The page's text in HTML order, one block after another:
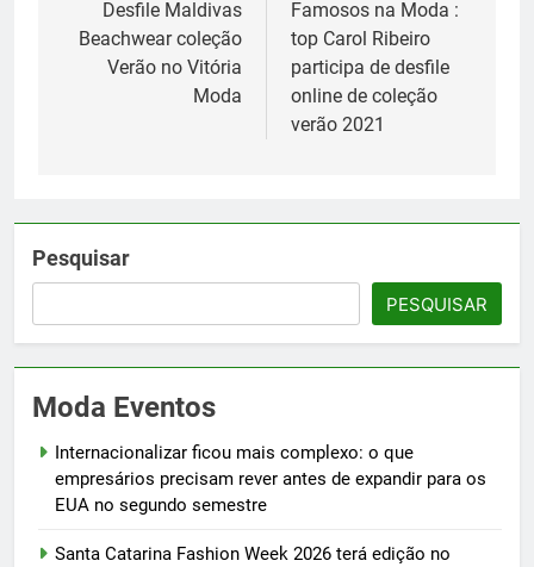
Post
Desfile Maldivas
Beachwear coleção
Verão no Vitória
Moda
Famosos na Moda :
top Carol Ribeiro
participa de desfile
online de coleção
verão 2021
Pesquisar
PESQUISAR
Moda Eventos
Internacionalizar ficou mais complexo: o que
empresários precisam rever antes de expandir para os
EUA no segundo semestre
Santa Catarina Fashion Week 2026 terá edição no